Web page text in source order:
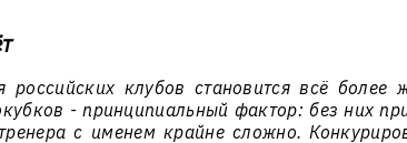
российских клубов становится всё более
- принципиальный фактор: без них
с именем крайне сложно.